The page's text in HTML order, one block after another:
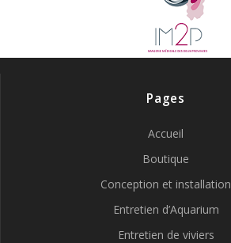
Pages
Accueil
Boutique
Conception et installation
Entretien d’Aquarium
Entretien de viviers